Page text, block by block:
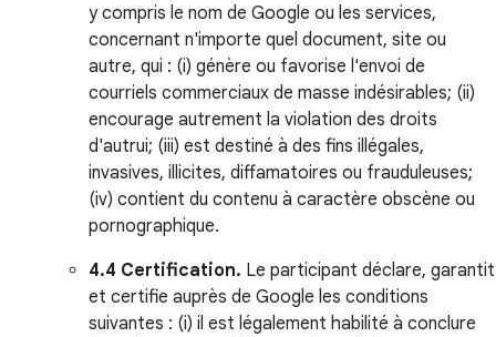
y compris le nom de Google ou les services,
concernant n'importe quel document, site ou
autre, qui : (i) génère ou favorise l'envoi de
courriels commerciaux de masse indésirables; (ii)
encourage autrement la violation des droits
d'autrui; (iii) est destiné à des fins illégales,
invasives, illicites, diffamatoires ou frauduleuses;
(iv) contient du contenu à caractère obscène ou
pornographique.
4.4 Certification. Le participant déclare, garantit
et certifie auprès de Google les conditions
suivantes : (i) il est légalement habilité à conclure